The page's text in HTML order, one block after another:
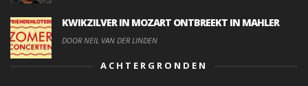
KWIKZILVER IN MOZART ONTBREEKT IN MAHLER
DOOR NEIL VAN DER LINDEN
ACHTERGRONDEN